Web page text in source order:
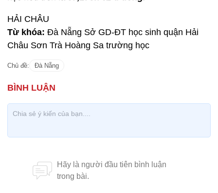
HẢI CHÂU
Từ khóa: Đà Nẵng Sở GD-ĐT học sinh quận Hải
Châu Sơn Trà Hoàng Sa trường học
Chủ đề: Đà Nẵng